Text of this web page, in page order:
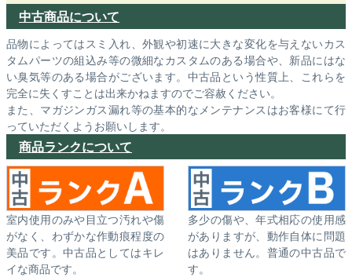
中古商品について
品物によってはスミ入れ、外観や初速に大きな変化を与えないカス
タムパーツの組込み等の微細なカスタムのある場合や、新品にはな
い臭気等のある場合がございます。中古品という性質上、これらを
完全に失くすことは出来かねますのでご容赦ください。
また、マガジンガス漏れ等の基本的なメンテナンスはお客様にて行
っていただくようお願いします。
商品ランクについて
室内使用のみや目立つ汚れや傷
がなく、わずかな作動痕程度の
美品です。中古品としてはキレ
イな商品です。
多少の傷や、年式相応の使用感
がありますが、動作自体に問題
はありません。普通の中古品で
す。